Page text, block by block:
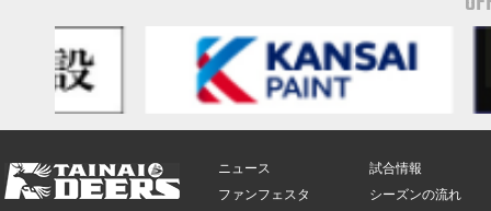
ニュース
ファンフェスタ
試合情報
シーズンの流れ